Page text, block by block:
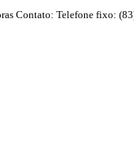
Contato: Telefone fixo: